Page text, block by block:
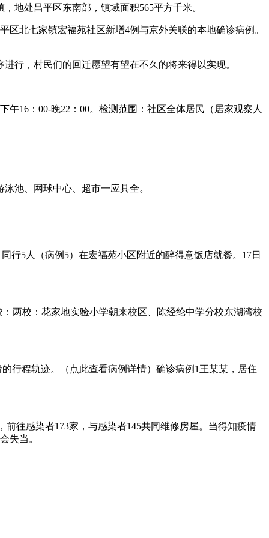
地处昌平区东南部，镇域面积565平方千米。
北七家镇宏福苑社区新增4例与京外关联的本地确诊病例。
行，村民们的回迁愿望有望在不久的将来得以实现。
16：00-晚22：00。检测范围：社区全体居民（居家观察人
池、网球中心、超市一应具全。
行5人（病例5）在宏福苑小区附近的醉得意饭店就餐。17日
两校：花家地实验小学朝来校区、陈经纶中学分校东湖湾校
行程轨迹。（点此查看病例详情）确诊病例1王某某，居住
往感染者173家，与感染者145共同维修房屋。当得知疫情
失当。